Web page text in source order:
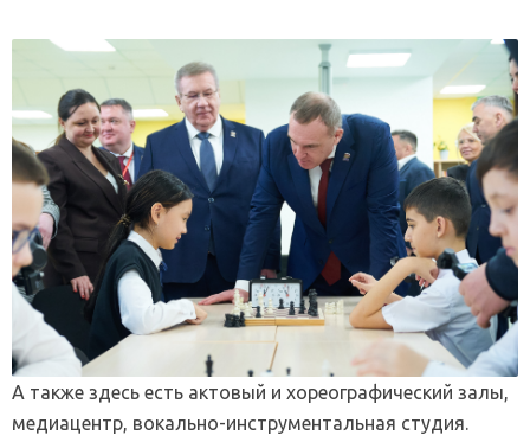
А также здесь есть актовый и хореографический залы,
медиацентр, вокально-инструментальная студия.